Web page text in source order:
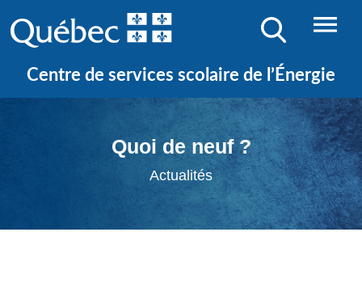
Centre de services scolaire de l’Énergie
Quoi de neuf ?
Actualités